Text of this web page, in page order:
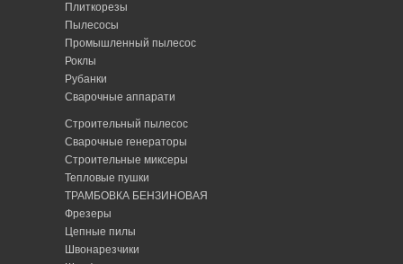
Плиткорезы
Пылесосы
Промышленный пылесос
Роклы
Рубанки
Сварочные аппарати
Строительный пылесос
Сварочные генераторы
Строительные миксеры
Тепловые пушки
ТРАМБОВКА БЕНЗИНОВАЯ
Фрезеры
Цепные пилы
Швонарезчики